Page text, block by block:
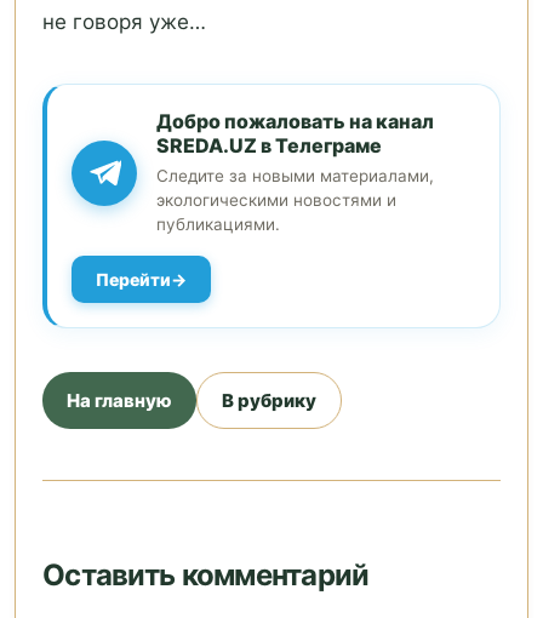
не говоря уже…
Добро пожаловать на канал
SREDA.UZ в Телеграме
Следите за новыми материалами,
экологическими новостями и
публикациями.
Перейти
На главную В рубрику
Оставить комментарий